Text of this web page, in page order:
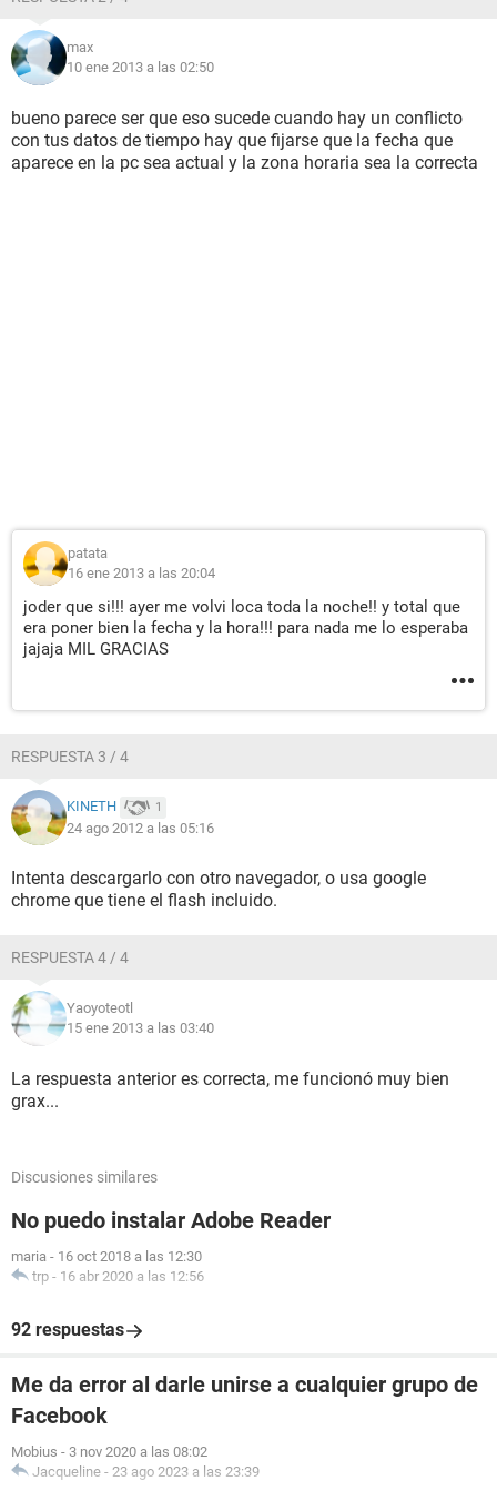
max
10 ene 2013 a las 02:50
bueno parece ser que eso sucede cuando hay un conflicto
con tus datos de tiempo hay que fijarse que la fecha que
aparece en la pc sea actual y la zona horaria sea la correcta
patata
16 ene 2013 a las 20:04
joder que si!!! ayer me volvi loca toda la noche!! y total que
era poner bien la fecha y la hora!!! para nada me lo esperaba
jajaja MIL GRACIAS
RESPUESTA 3 / 4
KINETH 1
24 ago 2012 a las 05:16
Intenta descargarlo con otro navegador, o usa google
chrome que tiene el flash incluido.
RESPUESTA 4 / 4
Yaoyoteotl
15 ene 2013 a las 03:40
La respuesta anterior es correcta, me funcionó muy bien
grax...
Discusiones similares
No puedo instalar Adobe Reader
maria - 16 oct 2018 a las 12:30
trp - 16 abr 2020 a las 12:56
92 respuestas
Me da error al darle unirse a cualquier grupo de
Facebook
Mobius - 3 nov 2020 a las 08:02
Jacqueline - 23 ago 2023 a las 23:39